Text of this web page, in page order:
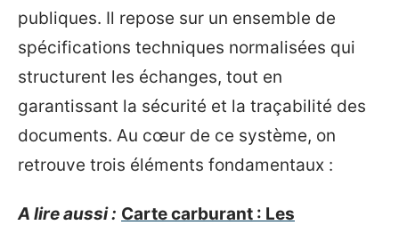
publiques. Il repose sur un ensemble de
spécifications techniques normalisées qui
structurent les échanges, tout en
garantissant la sécurité et la traçabilité des
documents. Au cœur de ce système, on
retrouve trois éléments fondamentaux :
A lire aussi : Carte carburant : Les